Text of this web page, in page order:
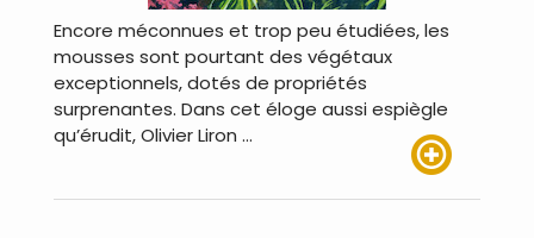
Encore méconnues et trop peu étudiées, les
mousses sont pourtant des végétaux
exceptionnels, dotés de propriétés
surprenantes. Dans cet éloge aussi espiègle
qu’érudit, Olivier Liron …